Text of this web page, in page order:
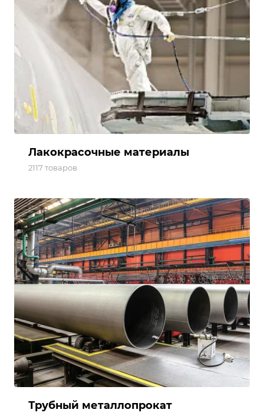
Лакокрасочные материалы
2117 товаров
Трубный металлопрокат